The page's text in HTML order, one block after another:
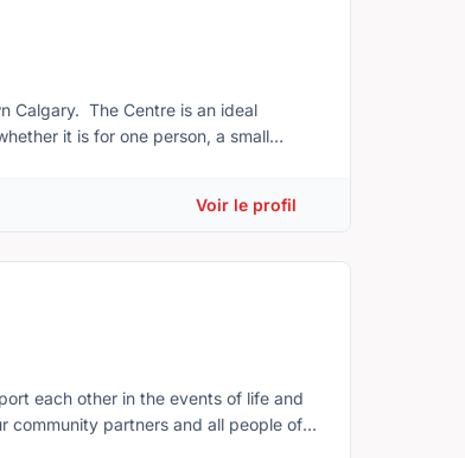
Calgary. The Centre is an ideal
it is for one person, a small
mission: We are a
Voir le profil
each other in the events of life and